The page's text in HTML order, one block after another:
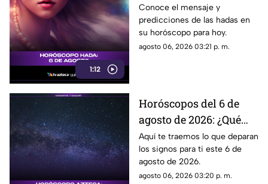
1:12
revelan las hadas hoy?
Conoce el mensaje y
predicciones de las hadas en
su horóscopo para hoy.
agosto 06, 2026 03:21 p. m.
Horóscopos del 6 de
agosto de 2026: ¿Qué
revelan los aztecas
hoy?
Aquí te traemos lo que deparan
los signos para ti este 6 de
agosto de 2026.
agosto 06, 2026 03:20 p. m.